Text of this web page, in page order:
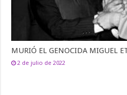
MURIÓ EL GENOCIDA MIGUEL
2 de julio de 2022